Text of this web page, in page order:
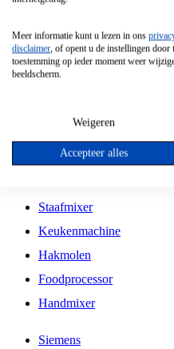
Vrijstaande Magnetron
Vrijstaande Kookplaat
Inbouw Gaskookplaat
Inbouw Keramische
Kookplaat Accessoires
Staafmixer
Keukenmachine
Hakmolen
Foodprocessor
Handmixer
Siemens
Meer informatie kunt u lezen in ons
disclaimer, of opent u de instellingen
toestemming op ieder moment weer
beeldscherm.
Weigeren
Accepteer alles